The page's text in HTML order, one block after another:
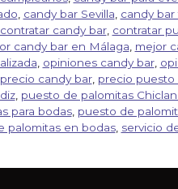
candy bar Sevilla candy
contratar candy bar, contratar
candy bar en Málaga mejor
opiniones candy bar,
precio candy bar, precio puesto
, puesto de palomitas
para bodas, puesto de
palomitas en bodas, servicio